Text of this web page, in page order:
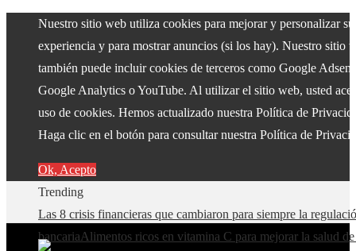
Nuestro sitio web utiliza cookies para mejorar y personalizar su
experiencia y para mostrar anuncios (si los hay). Nuestro sitio
también puede incluir cookies de terceros como Google
Google Analytics o YouTube. Al utilizar el sitio web, usted
uso de cookies. Hemos actualizado nuestra Política de
Haga clic en el botón para consultar nuestra Política de
Ok, Acepto
Trending
Las 8 crisis financieras que cambiaron para siempre la
bancariaAlimentos ricos en vitamina C para mejorar la salud